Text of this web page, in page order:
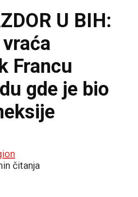
U BIH:
Francu
gde je bio
čitanja